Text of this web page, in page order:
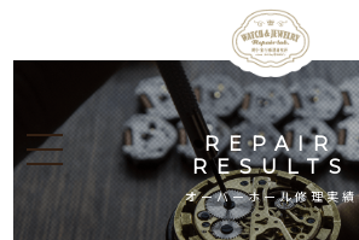
REPAIR
RESULTS
オーバーホール修理実績